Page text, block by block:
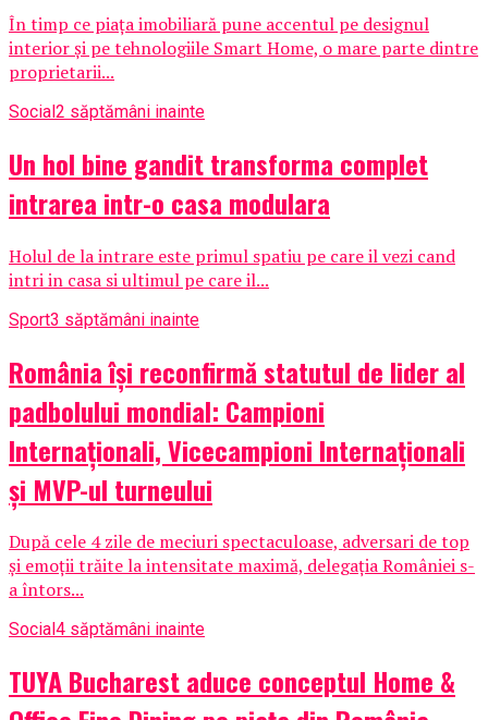
În timp ce piața imobiliară pune accentul pe designul
interior și pe tehnologiile Smart Home, o mare parte dintre
proprietarii...
Social2 săptămâni inainte
Un hol bine gandit transforma complet
intrarea intr-o casa modulara
Holul de la intrare este primul spatiu pe care il vezi cand
intri in casa si ultimul pe care il...
Sport3 săptămâni inainte
România își reconfirmă statutul de lider al
padbolului mondial: Campioni
Internaționali, Vicecampioni Internaționali
și MVP-ul turneului
După cele 4 zile de meciuri spectaculoase, adversari de top
și emoții trăite la intensitate maximă, delegația României s-
a întors...
Social 4 săptămâni inainte
TUYA Bucharest aduce conceptul Home &